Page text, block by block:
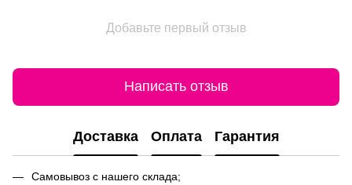
Добавьте первый отзыв
Написать отзыв
Доставка Оплата Гарантия
Самовывоз с нашего склада;